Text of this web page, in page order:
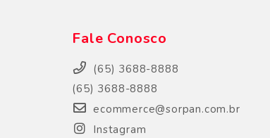
Fale Conosco
(65) 3688-8888
(65) 3688-8888
ecommerce@sorpan.com.br
Instagram